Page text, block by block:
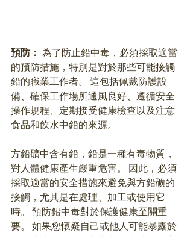
預防： 為了防止鉛中毒，必須採取適當
的預防措施，特別是對於那些可能接觸
鉛的職業工作者。 這包括佩戴防護設
備、確保工作場所通風良好、遵循安全
操作規程、定期接受健康檢查以及注意
食品和飲水中鉛的來源。
方鉛礦中含有鉛，鉛是一種有毒物質，
對人體健康產生嚴重危害。 因此，必須
採取適當的安全措施來避免與方鉛礦的
接觸，尤其是在處理、加工或使用它
時。 預防鉛中毒對於保護健康至關重
要。 如果您懷疑自己或他人可能暴露於